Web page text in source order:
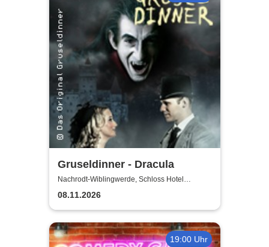
Gruseldinner - Dracula
Nachrodt-Wiblingwerde, Schloss Hotel
Holzrichter
08.11.2026
19:00 Uhr